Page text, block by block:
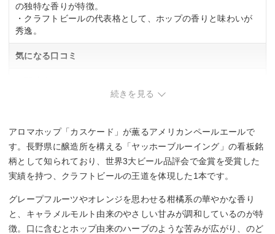
の独特な香りが特徴。
・クラフトビールの代表格として、ホップの香りと味わいが
秀逸。
気になる口コミ
続きを見る
アロマホップ「カスケード」が薫るアメリカンペールエールで
す。長野県に醸造所を構える「ヤッホーブルーイング」の看板銘
柄として知られており、世界3大ビール品評会で金賞を受賞した
実績を持つ、クラフトビールの王道を体現した1本です。
グレープフルーツやオレンジを思わせる柑橘系の華やかな香り
と、キャラメルモルト由来のやさしい甘みが調和しているのが特
徴。口に含むとホップ由来のハーブのような苦みが広がり、のど